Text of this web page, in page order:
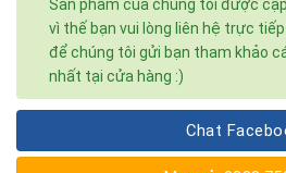
Sản phẩm của chúng tôi được
vì thế bạn vui lòng liên hệ trực
để chúng tôi gửi bạn tham khảo
nhất tại cửa hàng :)
Chat